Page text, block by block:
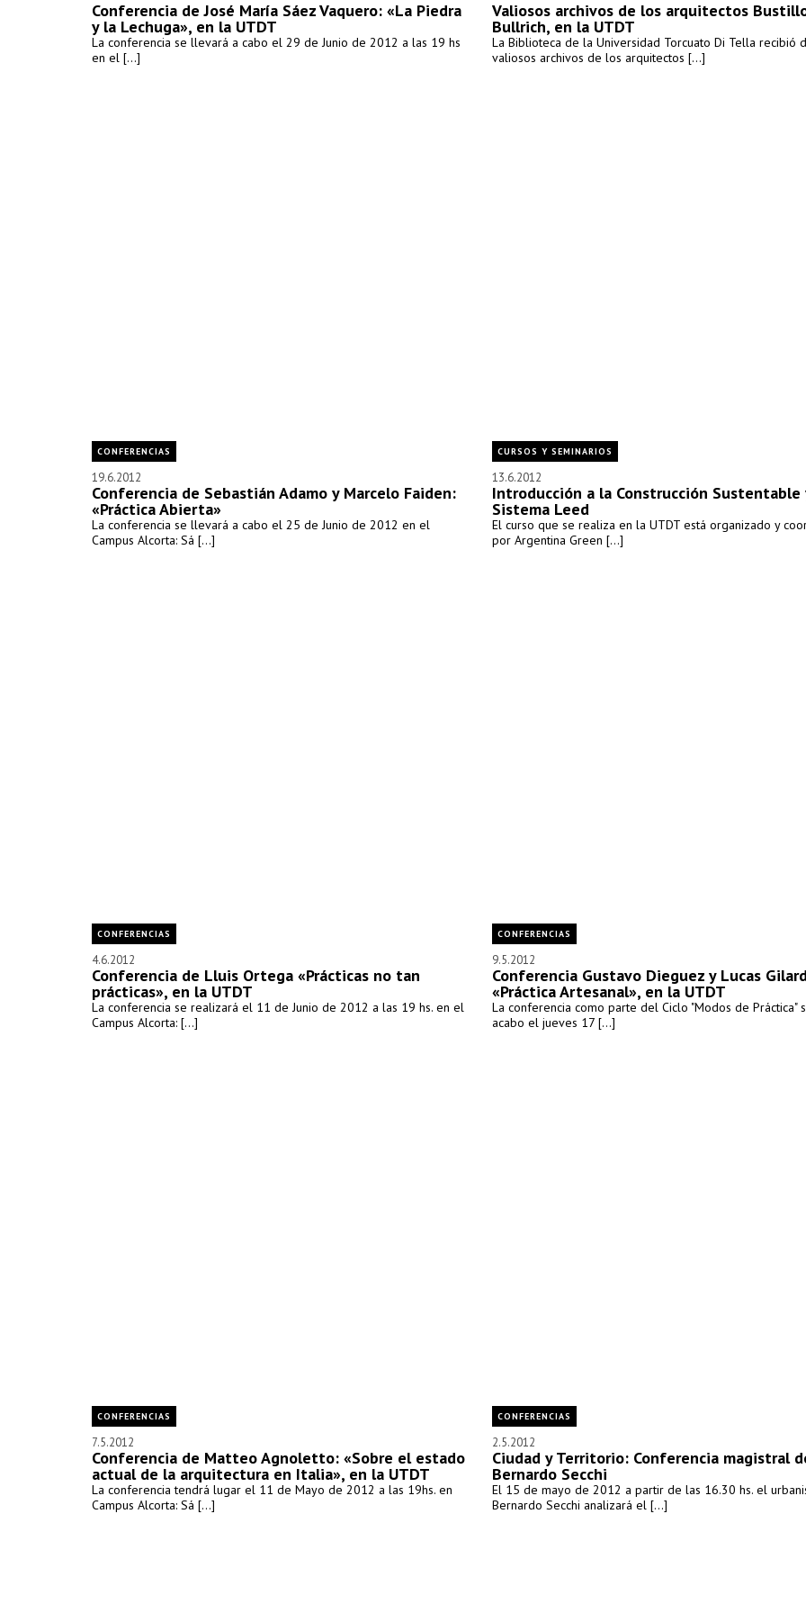
Conferencia de José María Sáez Vaquero: «La Piedra
y la Lechuga», en la UTDT
La conferencia se llevará a cabo el 29 de Junio de 2012 a las 19 hs
en el [...]
Valiosos archivos de los arquitectos
Bullrich, en la UTDT
La Biblioteca de la Universidad Torcuato Di Tella recibió
valiosos archivos de los arquitectos [...]
CONFERENCIAS
19.6.2012
Conferencia de Sebastián Adamo y Marcelo Faiden:
«Práctica Abierta»
La conferencia se llevará a cabo el 25 de Junio de 2012 en el
Campus Alcorta: Sá [...]
CURSOS Y SEMINARIOS
13.6.2012
Introducción a la Construcción Sustentable
Sistema Leed
El curso que se realiza en la UTDT está organizado y
por Argentina Green [...]
CONFERENCIAS
4.6.2012
Conferencia de Lluis Ortega «Prácticas no tan
prácticas», en la UTDT
La conferencia se realizará el 11 de Junio de 2012 a las 19 hs. en el
Campus Alcorta: [...]
CONFERENCIAS
9.5.2012
Conferencia Gustavo Dieguez y Lucas
«Práctica Artesanal», en la UTDT
La conferencia como parte del Ciclo "Modos de Práctica"
acabo el jueves 17 [...]
CONFERENCIAS
7.5.2012
Conferencia de Matteo Agnoletto: «Sobre el estado
actual de la arquitectura en Italia», en la UTDT
La conferencia tendrá lugar el 11 de Mayo de 2012 a las 19hs. en
Campus Alcorta: Sá [...]
CONFERENCIAS
2.5.2012
Ciudad y Territorio: Conferencia magistral
Bernardo Secchi
El 15 de mayo de 2012 a partir de las 16.30 hs. el
Bernardo Secchi analizará el [...]